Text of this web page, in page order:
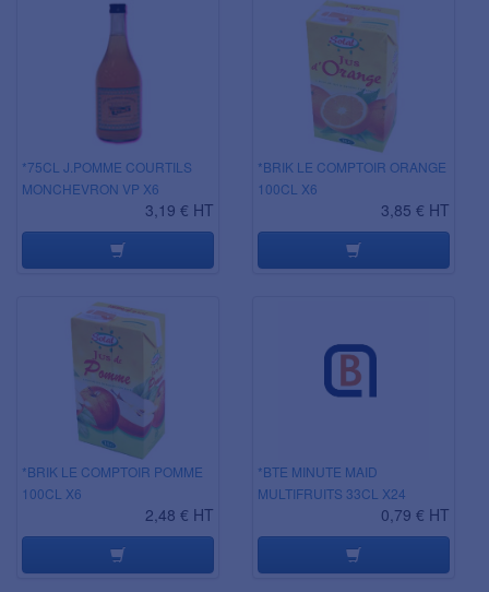
*75CL J.POMME COURTILS
MONCHEVRON VP X6
3,19 € HT
*BRIK LE COMPTOIR ORANGE
100CL X6
3,85 € HT
*BRIK LE COMPTOIR POMME
100CL X6
2,48 € HT
*BTE MINUTE MAID
MULTIFRUITS 33CL X24
0,79 € HT